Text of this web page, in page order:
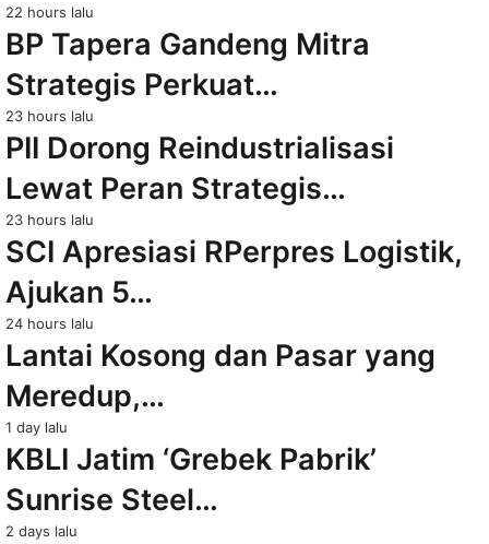
22 hours lalu
BP Tapera Gandeng Mitra
Strategis Perkuat…
23 hours lalu
PII Dorong Reindustrialisasi
Lewat Peran Strategis…
23 hours lalu
SCI Apresiasi RPerpres Logistik,
Ajukan 5…
24 hours lalu
Lantai Kosong dan Pasar yang
Meredup,…
1 day lalu
KBLI Jatim ‘Grebek Pabrik’
Sunrise Steel…
2 days lalu